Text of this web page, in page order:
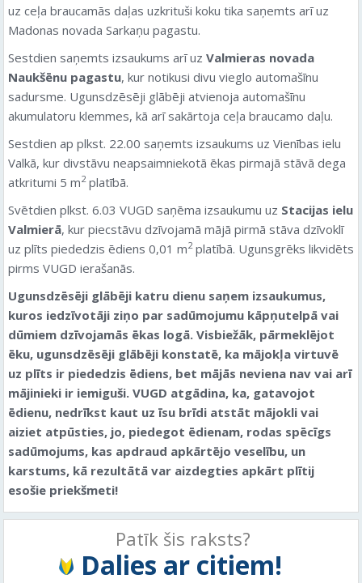
uz ceļa braucamās daļas uzkrituši koku tika saņemts arī uz
Madonas novada Sarkaņu pagastu.
Sestdien saņemts izsaukums arī uz Valmieras novada
Naukšēnu pagastu, kur notikusi divu vieglo automašīnu
sadursme. Ugunsdzēsēji glābēji atvienoja automašīnu
akumulatoru klemmes, kā arī sakārtoja ceļa braucamo daļu.
Sestdien ap plkst. 22.00 saņemts izsaukums uz Vienības ielu
Valkā, kur divstāvu neapsaimniekotā ēkas pirmajā stāvā dega
atkritumi 5 m2platībā.
Svētdien plkst. 6.03 VUGD saņēma izsaukumu uz Stacijas ielu
Valmierā, kur piecstāvu dzīvojamā mājā pirmā stāva dzīvoklī
uz plīts piededzis ēdiens 0,01 m2platībā. Ugunsgrēks likvidēts
pirms VUGD ierašanās.
Ugunsdzēsēji glābēji katru dienu saņem izsaukumus,
kuros iedzīvotāji ziņo par sadūmojumu kāpņutelpā vai
dūmiem dzīvojamās ēkas logā. Visbiežāk, pārmeklējot
ēku, ugunsdzēsēji glābēji konstatē, ka mājokļa virtuvē
uz plīts ir piededzis ēdiens, bet mājās neviena nav vai arī
mājinieki ir iemiguši. VUGD atgādina, ka, gatavojot
ēdienu, nedrīkst kaut uz īsu brīdi atstāt mājokli vai
aiziet atpūsties, jo, piedegot ēdienam, rodas spēcīgs
sadūmojums, kas apdraud apkārtējo veselību, un
karstums, kā rezultātā var aizdegties apkārt plītij
esošie priekšmeti!
Patīk šis raksts?
Dalies ar citiem!